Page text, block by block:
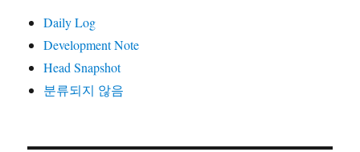
Daily Log
Development Note
Head Snapshot
분류되지 않음